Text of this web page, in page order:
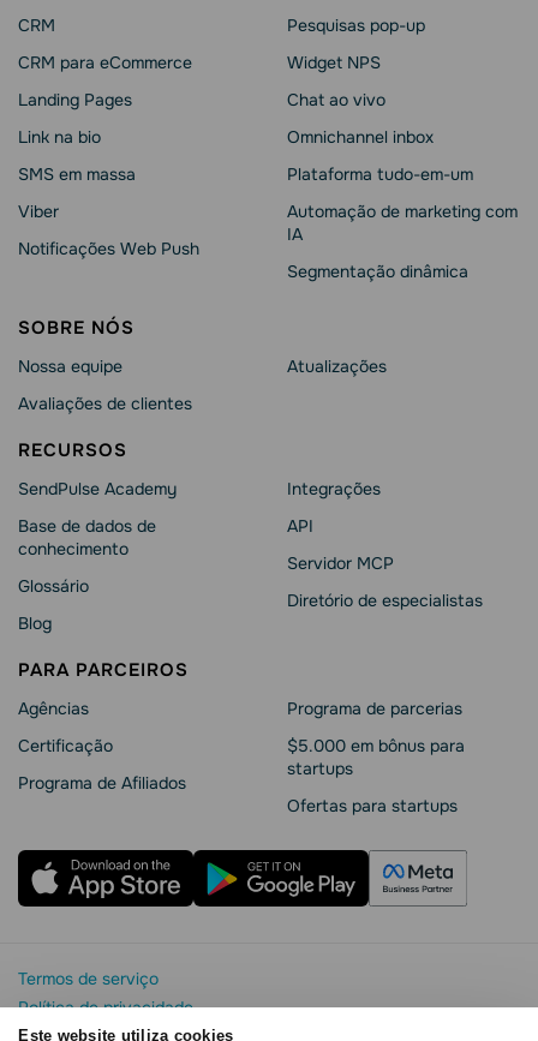
Este website utiliza cookies
CRM
CRM para eCommerce
Landing Pages
Link na bio
SMS em massa
Viber
Notificações Web Push
Pesquisas pop-up
Widget NPS
Chat ao vivo
Omnichannel inbox
Plataforma tudo-em-um
Automação de marketing com
IA
Segmentação dinâmica
SOBRE NÓS
Nossa equipe
Avaliações de clientes
Atualizações
RECURSOS
SendPulse Academy
Base de dados de
conhecimento
Glossário
Blog
Integrações
API
Servidor MCP
Diretório de especialistas
PARA PARCEIROS
Agências
Сertificação
Programa de Afiliados
Programa de parcerias
$5.000 em bônus para
startups
Ofertas para startups
Termos de serviço
Política de privacidade
Segurança e privacidade da SendPulse